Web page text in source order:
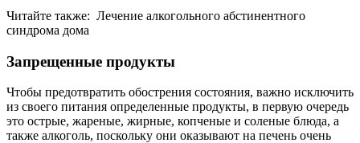
Читайте также: Лечение алкогольного абстинентного
синдрома дома
Запрещенные продукты
Чтобы предотвратить обострения состояния, важно исключить
из своего питания определенные продукты, в первую очередь
это острые, жареные, жирные, копченые и соленые блюда, а
также алкоголь, поскольку они оказывают на печень очень